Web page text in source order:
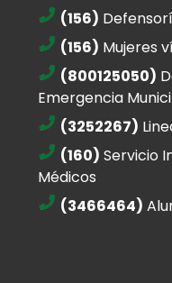
(156)
(156) Mujeres
(800125050)
Emergencia
(3252267)
(160) Servicio
Médicos
(3466464)